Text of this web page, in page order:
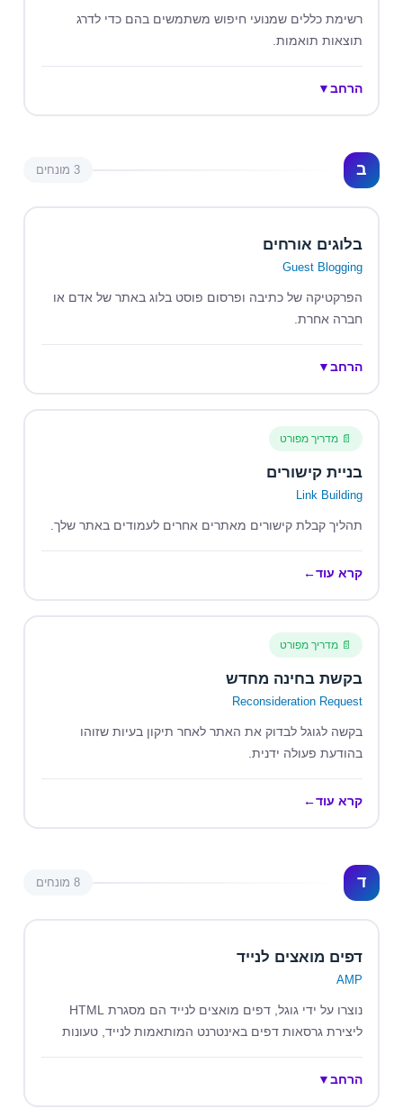
רשימת כללים שמנועי חיפוש משתמשים בהם כדי לדרג
תוצאות תואמות.
הרחב▼
ב 3 מונחים
בלוגים אורחים
Guest Blogging
הפרקטיקה של כתיבה ופרסום פוסט בלוג באתר של אדם או
חברה אחרת.
הרחב▼
📄 מדריך מפורט
בניית קישורים
Link Building
תהליך קבלת קישורים מאתרים אחרים לעמודים באתר שלך.
קרא עוד←
📄 מדריך מפורט
בקשת בחינה מחדש
Reconsideration Request
בקשה לגוגל לבדוק את האתר לאחר תיקון בעיות שזוהו
בהודעת פעולה ידנית.
קרא עוד←
ד 8 מונחים
דפים מואצים לנייד
AMP
נוצרו על ידי גוגל, דפים מואצים לנייד הם מסגרת HTML
ליצירת גרסאות דפים באינטרנט המותאמות לנייד, טעונות
הרחב▼